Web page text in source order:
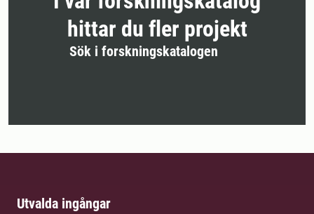
hittar du fler projekt
Sök i forskningskatalogen
Utvalda ingångar